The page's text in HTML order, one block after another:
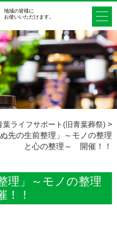
地域の皆様に
お使いいただけます。
ライフサポート(旧青葉葬祭) >
ぬ先の生前整理」～モノの整理
と心の整理～ 開催！！
理」～モノの整理
！